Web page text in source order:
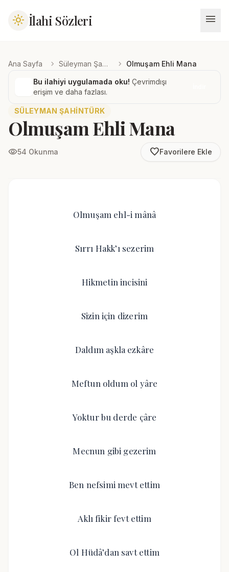
light_mode İlahi Sözleri menu
Ana Sayfa chevron_right Süleyman Şahintürk chevron_right Olmuşam Ehli Mana
Bu ilahiyi uygulamada oku! Çevrimdışı
erişim ve daha fazlası.
SÜLEYMAN ŞAHINTÜRK
Olmuşam Ehli Mana
visibility54 Okunma favorite_borderFavorilere Ekle
Olmuşam ehl-i mânâ
Sırrı Hakk’ı sezerim
Hikmetin incisini
Sizin için dizerim
Daldım aşkla ezkâre
Meftun oldum ol yâre
Yoktur bu derde çâre
Mecnun gibi gezerim
Ben nefsimi mevt ettim
Aklı fikir fevt ettim
Ol Hüdâ’dan savt ettim